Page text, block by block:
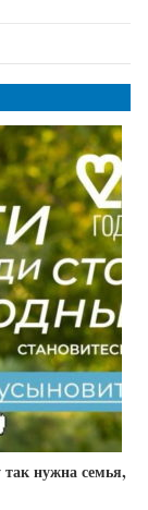
нужна семья,